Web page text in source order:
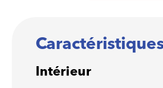
Intérieur